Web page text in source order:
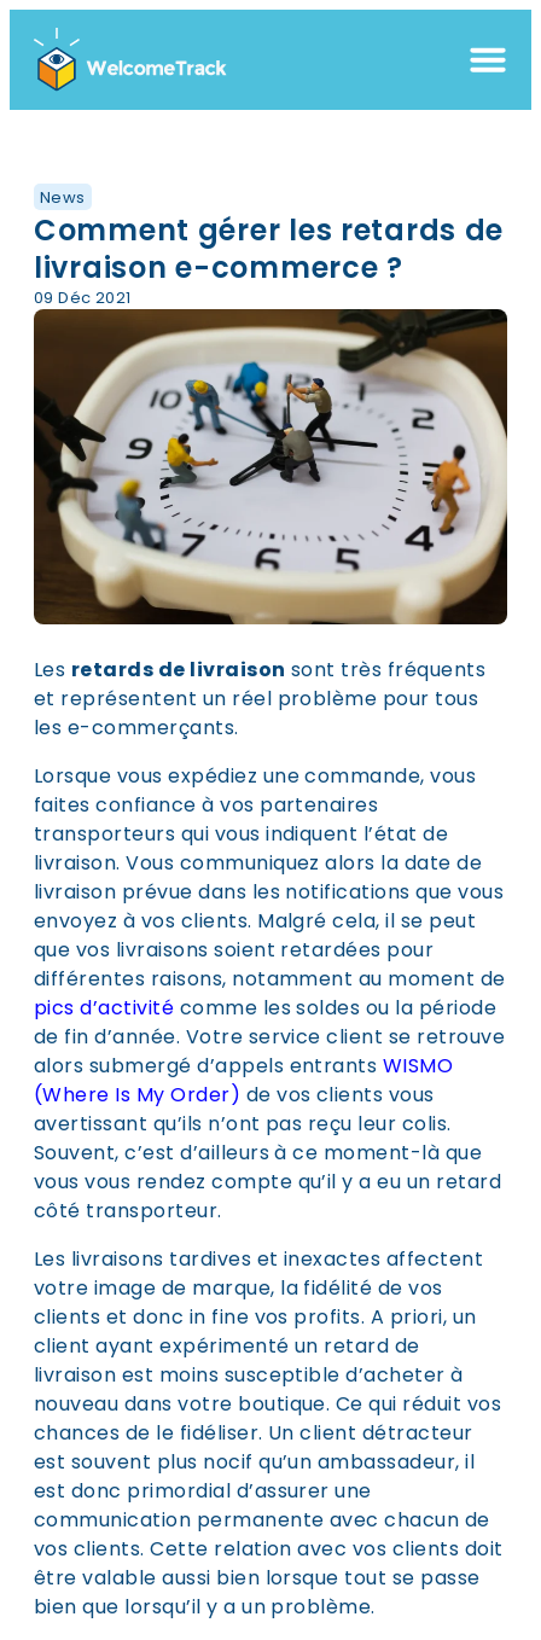
News
Comment gérer les retards de
livraison e-commerce ?
09 Déc 2021
Les retards de livraison sont très fréquents
et représentent un réel problème pour tous
les e-commerçants.
Lorsque vous expédiez une commande, vous
faites confiance à vos partenaires
transporteurs qui vous indiquent l’état de
livraison. Vous communiquez alors la date de
livraison prévue dans les notifications que vous
envoyez à vos clients. Malgré cela, il se peut
que vos livraisons soient retardées pour
différentes raisons, notamment au moment de
pics d’activité comme les soldes ou la période
de fin d’année. Votre service client se retrouve
alors submergé d’appels entrants WISMO
(Where Is My Order) de vos clients vous
avertissant qu’ils n’ont pas reçu leur colis.
Souvent, c’est d’ailleurs à ce moment-là que
vous vous rendez compte qu’il y a eu un retard
côté transporteur.
Les livraisons tardives et inexactes affectent
votre image de marque, la fidélité de vos
clients et donc in fine vos profits. A priori, un
client ayant expérimenté un retard de
livraison est moins susceptible d’acheter à
nouveau dans votre boutique. Ce qui réduit vos
chances de le fidéliser. Un client détracteur
est souvent plus nocif qu’un ambassadeur, il
est donc primordial d’assurer une
communication permanente avec chacun de
vos clients. Cette relation avec vos clients doit
être valable aussi bien lorsque tout se passe
bien que lorsqu’il y a un problème.